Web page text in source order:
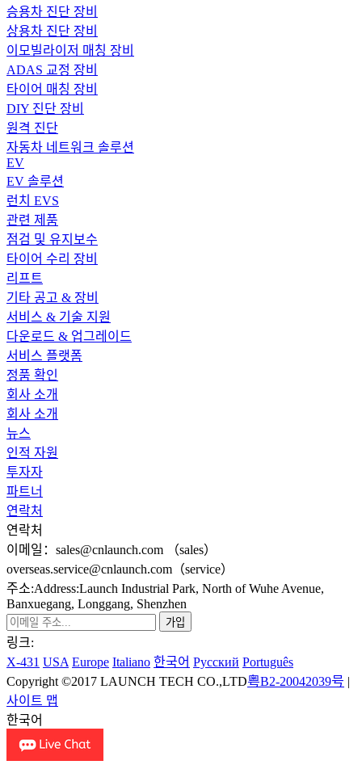
승용차 진단 장비
상용차 진단 장비
이모빌라이저 매칭 장비
ADAS 교정 장비
타이어 매칭 장비
DIY 진단 장비
원격 진단
자동차 네트워크 솔루션
EV
EV 솔루션
런치 EVS
관련 제품
점검 및 유지보수
타이어 수리 장비
리프트
기타 공고 & 장비
서비스 & 기술 지원
다운로드 & 업그레이드
서비스 플랫폼
정품 확인
회사 소개
회사 소개
뉴스
인적 자원
투자자
파트너
연락처
연락처
이메일：sales@cnlaunch.com （sales）
overseas.service@cnlaunch.com（service）
주소:Address:Launch Industrial Park, North of Wuhe Avenue,
Banxuegang, Longgang, Shenzhen
링크:
X-431 USA Europe Italiano 한국어 Pусский Português
Copyright ©2017 LAUNCH TECH CO.,LTD粤B2-20042039号 |
사이트 맵
한국어